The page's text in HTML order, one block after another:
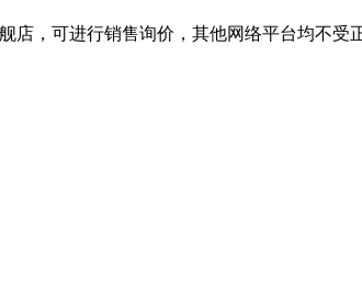
店，可进行销售询价，其他网络平台均不